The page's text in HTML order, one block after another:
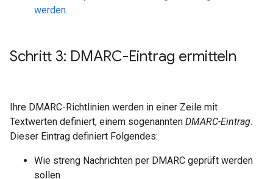
werden.
Schritt 3: DMARC-Eintrag ermitteln
Ihre DMARC-Richtlinien werden in einer Zeile mit
Textwerten definiert, einem sogenannten DMARC-Eintrag.
Dieser Eintrag definiert Folgendes:
Wie streng Nachrichten per DMARC geprüft werden
sollen